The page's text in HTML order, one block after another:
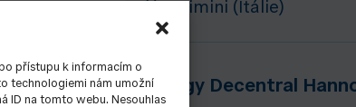
přístupu k informacím o
technologiemi nám umožní
ID na tomto webu. Nesouhlas
Rimini (Itálie)
Energy Decentral